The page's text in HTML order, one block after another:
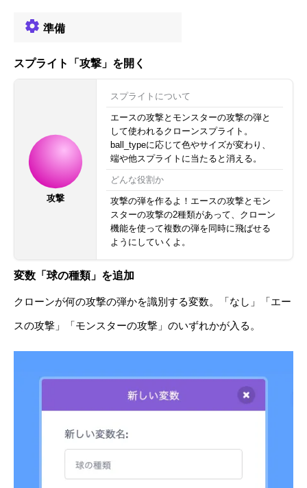
準備
スプライト「攻撃」を開く
攻撃
スプライトについて
エースの攻撃とモンスターの攻撃の弾と
して使われるクローンスプライト。
ball_typeに応じて色やサイズが変わり、
端や他スプライトに当たると消える。
どんな役割か
攻撃の弾を作るよ！エースの攻撃とモン
スターの攻撃の2種類があって、クローン
機能を使って複数の弾を同時に飛ばせる
ようにしていくよ。
変数「球の種類」を追加
クローンが何の攻撃の弾かを識別する変数。「なし」「エー
スの攻撃」「モンスターの攻撃」のいずれかが入る。